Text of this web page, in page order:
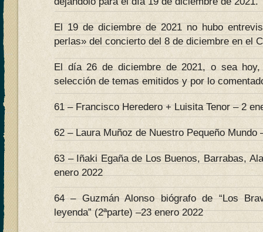
El 19 de diciembre de 2021 no hubo
perlas» del concierto del 8 de diciembre en el
El día 26 de diciembre de 2021, o sea
selección de temas emitidos y por lo
61 – Francisco Heredero + Luisita Tenor – 2
62 – Laura Muñoz de Nuestro Pequeño Mundo
63 – Iñaki Egaña de Los Buenos, Barrabas,
enero 2022
64 – Guzmán Alonso biógrafo de “Los
leyenda” (2ªparte) –23 enero 2022